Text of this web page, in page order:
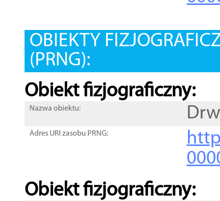
OBIEKTY
(PRNG):
Obiekt fizjograficzny:
Nazwa obiektu:
Adres URI zasobu PRNG:
Obiekt fizjograficzny: